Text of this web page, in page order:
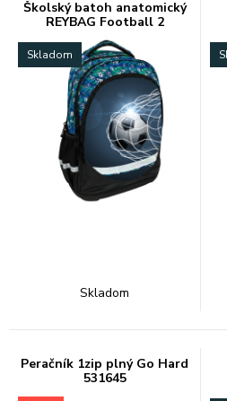
Školský batoh anatomický
REYBAG Football 2
Skladom
Skladom
Peračník 1zip plný Go Hard
531645